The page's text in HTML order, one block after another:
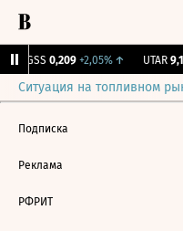
RGSS 0,209 +2,05%↑ UTAR
Ситуация на топливном
Подписка
Реклама
РФРИТ